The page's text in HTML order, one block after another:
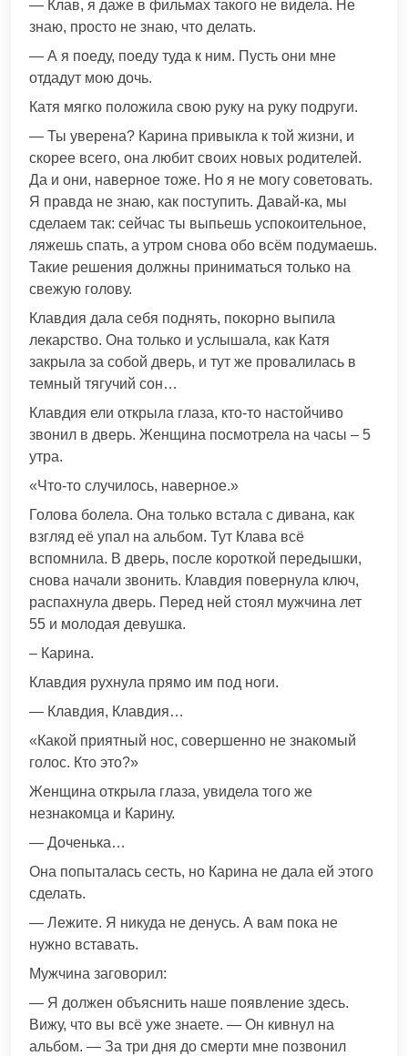
— Клав, я даже в фильмах такого не видела. Не
знаю, просто не знаю, что делать.
— А я поеду, поеду туда к ним. Пусть они мне
отдадут мою дочь.
Катя мягко положила свою руку на руку подруги.
— Ты уверена? Карина привыкла к той жизни, и
скорее всего, она любит своих новых родителей.
Да и они, наверное тоже. Но я не могу советовать.
Я правда не знаю, как поступить. Давай-ка, мы
сделаем так: сейчас ты выпьешь успокоительное,
ляжешь спать, а утром снова обо всём подумаешь.
Такие решения должны приниматься только на
свежую голову.
Клавдия дала себя поднять, покорно выпила
лекарство. Она только и услышала, как Катя
закрыла за собой дверь, и тут же провалилась в
темный тягучий сон…
Клавдия ели открыла глаза, кто-то настойчиво
звонил в дверь. Женщина посмотрела на часы – 5
утра.
«Что-то случилось, наверное.»
Голова болела. Она только встала с дивана, как
взгляд её упал на альбом. Тут Клава всё
вспомнила. В дверь, после короткой передышки,
снова начали звонить. Клавдия повернула ключ,
распахнула дверь. Перед ней стоял мужчина лет
55 и молодая девушка.
– Карина.
Клавдия рухнула прямо им под ноги.
— Клавдия, Клавдия…
«Какой приятный нос, совершенно не знакомый
голос. Кто это?»
Женщина открыла глаза, увидела того же
незнакомца и Карину.
— Доченька…
Она попыталась сесть, но Карина не дала ей этого
сделать.
— Лежите. Я никуда не денусь. А вам пока не
нужно вставать.
Мужчина заговорил:
— Я должен объяснить наше появление здесь.
Вижу, что вы всё уже знаете. — Он кивнул на
альбом. — За три дня до смерти мне позвонил